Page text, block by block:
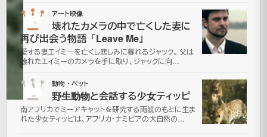
年7月
16日 更
新
面
白
動
画
普
03 アート映像
壊れたカメラの中で亡くした妻に
再び出会う物語「Leave Me」
愛する妻エイミーを亡くし悲しみに暮れるジャック。 父は
壊れたエイミーのカメラを手に取り、ジャックに向…
04 動物・ペット
野生動物と会話する少女ティッピ
南アフリカでミーアキャットを研究する両親のもとに生ま
れた少女ティッピは、アフリカ・ナミビアの大自然の…